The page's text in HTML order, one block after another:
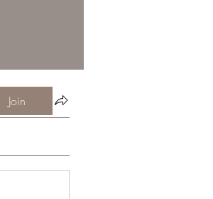
Join